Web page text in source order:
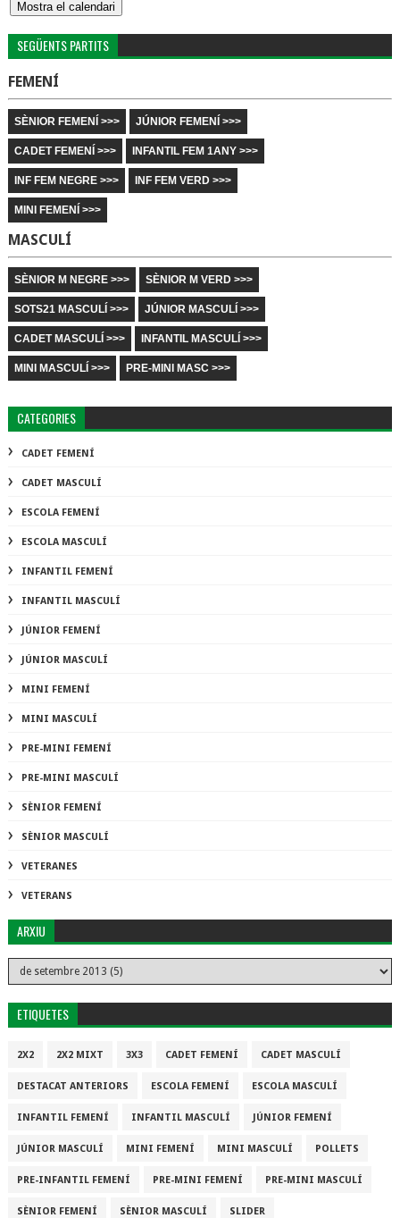
SEGÜENTS PARTITS
FEMENÍ
SÈNIOR FEMENÍ >>> JÚNIOR FEMENÍ >>>
CADET FEMENÍ >>> INFANTIL FEM 1ANY >>>
INF FEM NEGRE >>> INF FEM VERD >>>
MINI FEMENÍ >>>
MASCULÍ
SÈNIOR M NEGRE >>> SÈNIOR M VERD >>>
SOTS21 MASCULÍ >>> JÚNIOR MASCULÍ >>>
CADET MASCULÍ >>> INFANTIL MASCULÍ >>>
MINI MASCULÍ >>> PRE-MINI MASC >>>
CATEGORIES
CADET FEMENÍ
CADET MASCULÍ
ESCOLA FEMENÍ
ESCOLA MASCULÍ
INFANTIL FEMENÍ
INFANTIL MASCULÍ
JÚNIOR FEMENÍ
JÚNIOR MASCULÍ
MINI FEMENÍ
MINI MASCULÍ
PRE-MINI FEMENÍ
PRE-MINI MASCULÍ
SÈNIOR FEMENÍ
SÈNIOR MASCULÍ
VETERANES
VETERANS
ARXIU
ETIQUETES
2X2 2X2 MIXT 3X3 CADET FEMENÍ CADET MASCULÍ
DESTACAT ANTERIORS ESCOLA FEMENÍ ESCOLA MASCULÍ
INFANTIL FEMENÍ INFANTIL MASCULÍ JÚNIOR FEMENÍ
JÚNIOR MASCULÍ MINI FEMENÍ MINI MASCULÍ POLLETS
PRE-INFANTIL FEMENÍ PRE-MINI FEMENÍ PRE-MINI MASCULÍ
SÈNIOR FEMENÍ SÈNIOR MASCULÍ SLIDER